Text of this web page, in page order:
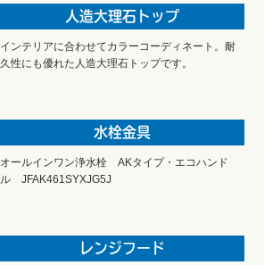
人造大理石トップ
インテリアに合わせてカラーコーディネート。耐
久性にも優れた人造大理石トップです。
水栓金具
オールインワン浄水栓 AKタイプ・エコハンド
ル JFAK461SYXJG5J
レンジフード